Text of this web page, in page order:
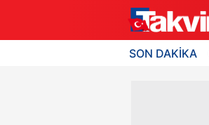
SON DAKİKA